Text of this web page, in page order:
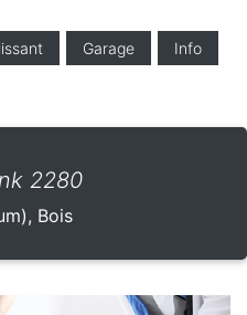
Garage Info
2280
Bois